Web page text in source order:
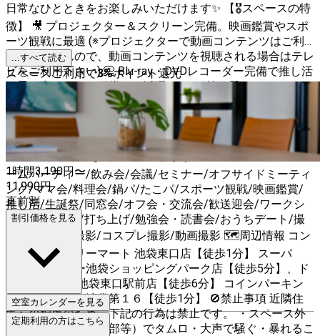
日常なひとときをお楽しみいただけます✨ 【🎖スペースの特
徴】 🎥 プロジェクター＆スクリーン完備。映画鑑賞やスポ
ーツ観戦に最適 (※プロジェクターで動画コンテンツはご利
用頂けませんので、動画コンテンツを視聴される場合はテレ
ビをご利用下さい) 📀 Blu-ray・DVDレコーダー完備で推し活
や思い出のシーン鑑賞にも活躍 🍳 たこ焼き器などパーティ
ー向けアイテムをご用意 🚯 ゴミ捨て無料。持ち帰り不要で
ラクラク利用🙌 ⚡ 高速Wi-Fi完備。セミナーやオフィス利用
も安心 🕛 24時間利用可能。終電を逃しても朝まで過ごせる
安心空間 ⭕️こんな利用用途におすすめ 女子会/誕生日会/ホ
ームパーティー/飲み会/会議/セミナー/オフサイドミーティ
ング/ママ会/料理会/鍋パ/たこパ/スポーツ観戦/映画鑑賞/
推し活/生誕祭/同窓会/オフ会・交流会/歓送迎会/ワークシ
ョップ/送別会/打ち上げ/勉強会・読書会/おうちデート/撮
影・収録/MV撮影/コスプレ撮影/動画撮影 🗺周辺情報 コン
ビニ：ファミリーマート 池袋東口店【徒歩1分】 スーパ
ー：パントリー池袋ショッピングパーク店【徒歩5分】、ド
ン・キホーテ 池袋東口駅前店【徒歩6分】 コインパーキン
グ：タイムズ東池袋第１６【徒歩1分】 🚫禁止事項 近隣住
民への配慮のため、下記の行為は禁止です。 ・スペース外
（入り口付近や共用部等）でタムロ・大声で騒ぐ・暴れるこ
...すべて読む
スペースご利用で3%ポイント還元
1時間3,190円〜
11,990円
直前割
割引価格を見る
空室カレンダーを見る
定期利用の方はこちら